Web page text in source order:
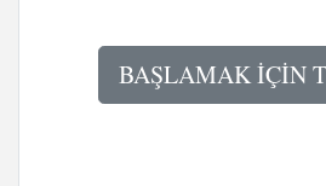
BAŞLAMAK İÇİN